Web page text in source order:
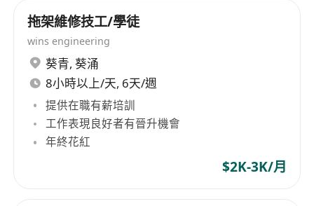
達集團亦活躍於物業市場，經營包括寫字樓物業及
工業大廈的出租業務。公司房地產投資策略以提供
優質商業空間和穩定的租金收入為目標，為集團貢
獻穩定的營收來源。此外，集團還涉足證券投資，
通過多元化投資組合為集團帶來額外的資金流。開
達集團自創立之初便積極拓展國際市場，其產品主
要銷往歐美國家，深受消費者喜愛。隨著時間的推
移，集團不斷創新並提升產品質量，建立了穩固的
客戶關係，成為行業中的佼佼者。此外，公司於
1984年成功在香港交易所主板上市，進一步提升了
拖架維修技工/學徒
wins engineering
葵青, 葵涌
8小時以上/天, 6天/週
提供在職有薪培訓
工作表現良好者有晉升機會
年終花紅
$2K-3K/月